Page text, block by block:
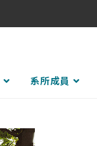
系所成員